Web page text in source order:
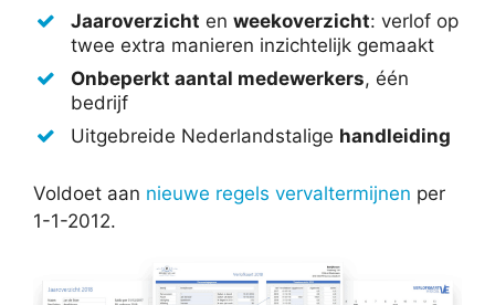
Jaaroverzicht en weekoverzicht: verlof op
twee extra manieren inzichtelijk gemaakt
Onbeperkt aantal medewerkers, één
bedrijf
Uitgebreide Nederlandstalige handleiding
Voldoet aan nieuwe regels vervaltermijnen per
1-1-2012.